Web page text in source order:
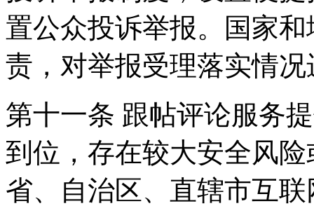
置公众投诉举报。国家
责，对举报受理落实情
第十一条 跟帖评论服务
到位，存在较大安全风
省、自治区、直辖市互